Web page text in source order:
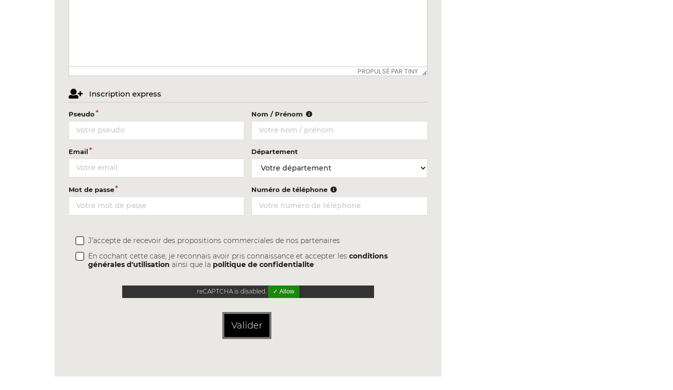
PROPULSÉ PAR TINY
Inscription express
Pseudo Nom / Prénom
Email Département
Mot de passe Numéro de téléphone
J'accepte de recevoir des propositions commerciales de nos partenaires
En cochant cette case, je reconnais avoir pris connaissance et accepter lesconditions
générales d'utilisation ainsi que la politique de confidentialite
reCAPTCHA is disabled. ✓ Allow
Valider